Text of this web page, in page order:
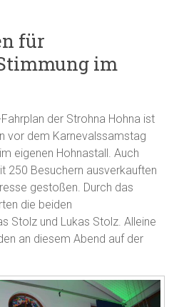
für
im
der Strohna Hohna ist
vor dem Karnevalssamstag
eigenen Hohnastall. Auch
250 Besuchern ausverkauften
gestoßen. Durch das
die beiden
Stolz und Lukas Stolz. Alleine
an diesem Abend auf der